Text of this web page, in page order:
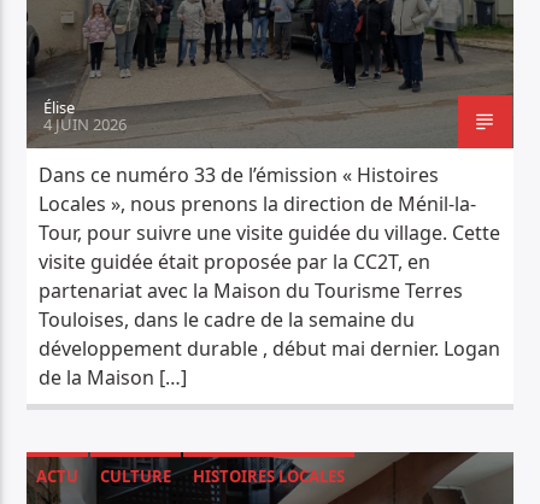
PISTE ACTUELLE
JUNGLE FEVER
TOUT LE ROCK UNDERGROUND PRÉSENTÉ PAR SYNED TONETTA
Radio Déclic
Élise
4 JUIN 2026
Dans ce numéro 33 de l’émission « Histoires
Locales », nous prenons la direction de Ménil-la-
Tour, pour suivre une visite guidée du village. Cette
visite guidée était proposée par la CC2T, en
partenariat avec la Maison du Tourisme Terres
Touloises, dans le cadre de la semaine du
développement durable , début mai dernier. Logan
de la Maison […]
ACTU CULTURE HISTOIRES LOCALES